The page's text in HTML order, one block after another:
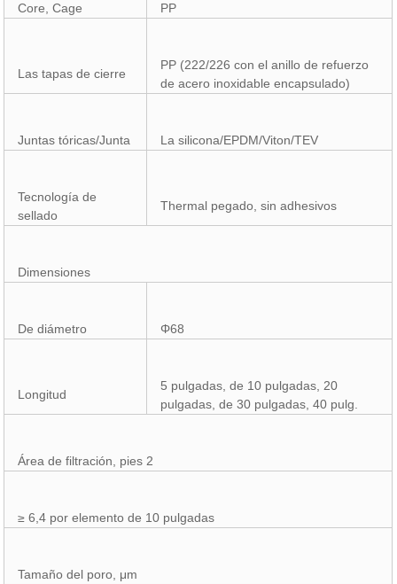
Core, Cage PP
Las tapas de cierre
PP (222/226 con el anillo de refuerzo
de acero inoxidable encapsulado)
Juntas tóricas/Junta La silicona/EPDM/Viton/TEV
Tecnología de
sellado
Thermal pegado, sin adhesivos
Dimensiones
De diámetro Φ68
Longitud
5 pulgadas, de 10 pulgadas, 20
pulgadas, de 30 pulgadas, 40 pulg.
Área de filtración, pies 2
≥ 6,4 por elemento de 10 pulgadas
Tamaño del poro, μm